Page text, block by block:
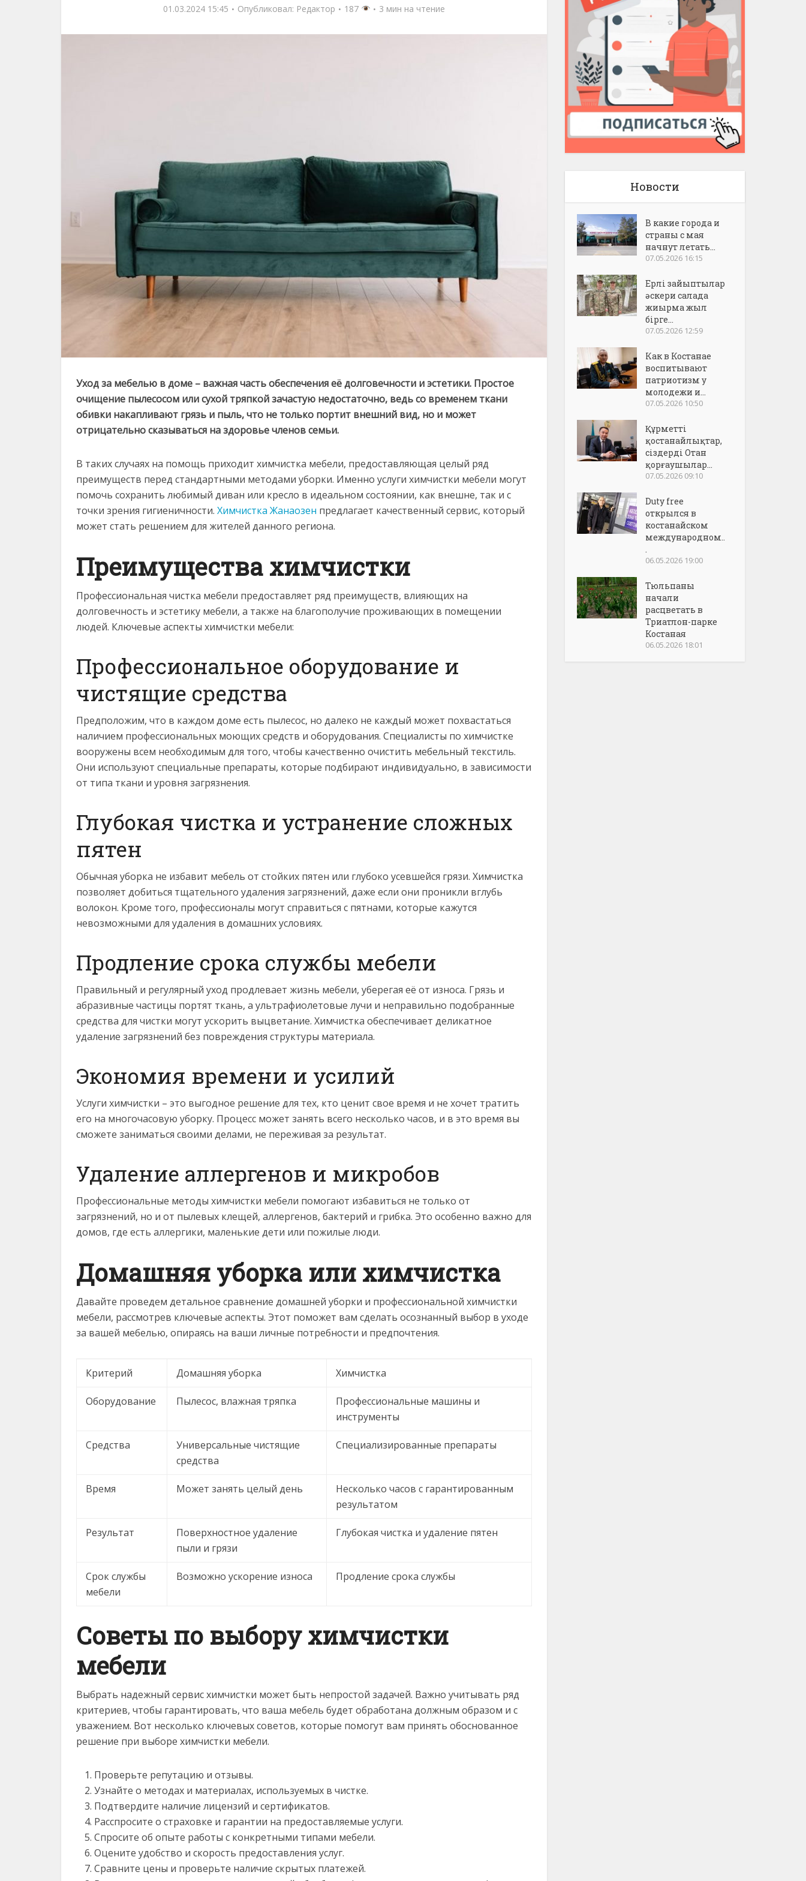
01.03.2024 15:45 Опубликовал: Редактор 187 3 мин на чтение
Уход за мебелью в доме – важная часть обеспечения её долговечности и эстетики. Простое
очищение пылесосом или сухой тряпкой зачастую недостаточно, ведь со временем ткани
обивки накапливают грязь и пыль, что не только портит внешний вид, но и может
отрицательно сказываться на здоровье членов семьи.
В таких случаях на помощь приходит химчистка мебели, предоставляющая целый ряд
преимуществ перед стандартными методами уборки. Именно услуги химчистки мебели могут
помочь сохранить любимый диван или кресло в идеальном состоянии, как внешне, так и с
точки зрения гигиеничности. Химчистка Жанаозен предлагает качественный сервис, который
может стать решением для жителей данного региона.
Преимущества химчистки
Профессиональная чистка мебели предоставляет ряд преимуществ, влияющих на
долговечность и эстетику мебели, а также на благополучие проживающих в помещении
людей. Ключевые аспекты химчистки мебели:
Профессиональное оборудование и
чистящие средства
Предположим, что в каждом доме есть пылесос, но далеко не каждый может похвастаться
наличием профессиональных моющих средств и оборудования. Специалисты по химчистке
вооружены всем необходимым для того, чтобы качественно очистить мебельный текстиль.
Они используют специальные препараты, которые подбирают индивидуально, в зависимости
от типа ткани и уровня загрязнения.
Глубокая чистка и устранение сложных
пятен
Обычная уборка не избавит мебель от стойких пятен или глубоко усевшейся грязи. Химчистка
позволяет добиться тщательного удаления загрязнений, даже если они проникли вглубь
волокон. Кроме того, профессионалы могут справиться с пятнами, которые кажутся
невозможными для удаления в домашних условиях.
Продление срока службы мебели
Правильный и регулярный уход продлевает жизнь мебели, уберегая её от износа. Грязь и
абразивные частицы портят ткань, а ультрафиолетовые лучи и неправильно подобранные
средства для чистки могут ускорить выцветание. Химчистка обеспечивает деликатное
удаление загрязнений без повреждения структуры материала.
Экономия времени и усилий
Услуги химчистки – это выгодное решение для тех, кто ценит свое время и не хочет тратить
его на многочасовую уборку. Процесс может занять всего несколько часов, и в это время вы
сможете заниматься своими делами, не переживая за результат.
Удаление аллергенов и микробов
Профессиональные методы химчистки мебели помогают избавиться не только от
загрязнений, но и от пылевых клещей, аллергенов, бактерий и грибка. Это особенно важно для
домов, где есть аллергики, маленькие дети или пожилые люди.
Домашняя уборка или химчистка
Давайте проведем детальное сравнение домашней уборки и профессиональной химчистки
мебели, рассмотрев ключевые аспекты. Этот поможет вам сделать осознанный выбор в уходе
за вашей мебелью, опираясь на ваши личные потребности и предпочтения.
Критерий Домашняя уборка Химчистка
Оборудование Пылесос, влажная тряпка
Профессиональные машины и
инструменты
Средства
Универсальные чистящие
средства
Специализированные препараты
Время Может занять целый день
Несколько часов с гарантированным
результатом
Результат
Поверхностное удаление
пыли и грязи
Глубокая чистка и удаление пятен
Срок службы
мебели
Возможно ускорение износа Продление срока службы
Советы по выбору химчистки
мебели
Выбрать надежный сервис химчистки может быть непростой задачей. Важно учитывать ряд
критериев, чтобы гарантировать, что ваша мебель будет обработана должным образом и с
уважением. Вот несколько ключевых советов, которые помогут вам принять обоснованное
решение при выборе химчистки мебели.
Проверьте репутацию и отзывы.
Узнайте о методах и материалах, используемых в чистке.
Подтвердите наличие лицензий и сертификатов.
Расспросите о страховке и гарантии на предоставляемые услуги.
Спросите об опыте работы с конкретными типами мебели.
Оцените удобство и скорость предоставления услуг.
Сравните цены и проверьте наличие скрытых платежей.
Новости
В какие города и
страны с мая
начнут летать...
07.05.2026 16:15
Ерлі зайыптылар
әскери салада
жиырма жыл
бірге...
07.05.2026 12:59
Как в Костанае
воспитывают
патриотизм у
молодежи и...
07.05.2026 10:50
Құрметті
қостанайлықтар,
сіздерді Отан
қорғаушылар...
07.05.2026 09:10
Duty free
открылся в
костанайском
международном..
.
06.05.2026 19:00
Тюльпаны
начали
расцветать в
Триатлон-парке
Костаная
06.05.2026 18:01